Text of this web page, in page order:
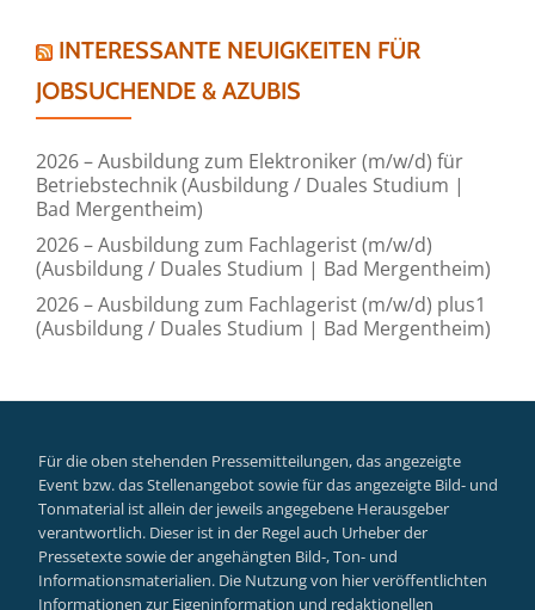
INTERESSANTE NEUIGKEITEN FÜR
JOBSUCHENDE & AZUBIS
2026 – Ausbildung zum Elektroniker (m/w/d) für
Betriebstechnik (Ausbildung / Duales Studium |
Bad Mergentheim)
2026 – Ausbildung zum Fachlagerist (m/w/d)
(Ausbildung / Duales Studium | Bad Mergentheim)
2026 – Ausbildung zum Fachlagerist (m/w/d) plus1
(Ausbildung / Duales Studium | Bad Mergentheim)
Für die oben stehenden Pressemitteilungen, das angezeigte
Event bzw. das Stellenangebot sowie für das angezeigte Bild- und
Tonmaterial ist allein der jeweils angegebene Herausgeber
verantwortlich. Dieser ist in der Regel auch Urheber der
Pressetexte sowie der angehängten Bild-, Ton- und
Informationsmaterialien. Die Nutzung von hier veröffentlichten
Informationen zur Eigeninformation und redaktionellen